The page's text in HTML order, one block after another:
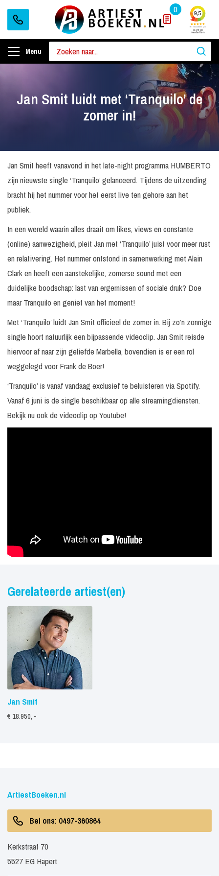
0
Menu
Jan Smit luidt met ‘Tranquilo’ de
zomer in!
Jan Smit heeft vanavond in het late-night programma HUMBERTO
zijn nieuwste single ‘Tranquilo’ gelanceerd. Tijdens de uitzending
bracht hij het nummer voor het eerst live ten gehore aan het
publiek.
In een wereld waarin alles draait om likes, views en constante
(online) aanwezigheid, pleit Jan met ‘Tranquilo’ juist voor meer rust
en relativering. Het nummer ontstond in samenwerking met Alain
Clark en heeft een aanstekelijke, zomerse sound met een
duidelijke boodschap: last van ergernissen of sociale druk? Doe
maar Tranquilo en geniet van het moment!
Met ‘Tranquilo’ luidt Jan Smit officieel de zomer in. Bij zo’n zonnige
single hoort natuurlijk een bijpassende videoclip. Jan Smit reisde
hiervoor af naar zijn geliefde Marbella, bovendien is er een rol
weggelegd voor Frank de Boer!
‘Tranquilo’ is vanaf vandaag exclusief te beluisteren via Spotify.
Vanaf 6 juni is de single beschikbaar op alle streamingdiensten.
Bekijk nu ook de videoclip op Youtube!
Gerelateerde artiest(en)
Jan Smit
€ 18.950, -
ArtiestBoeken.nl
Bel ons: 0497-360864
Kerkstraat 70
5527 EG Hapert